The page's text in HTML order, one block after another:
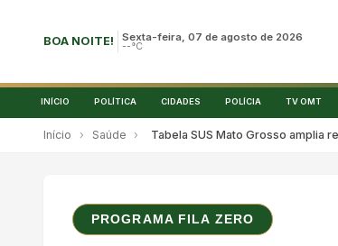
BOA NOITE! Sexta-feira, 07 de agosto de 2026
--°C
INÍCIO POLÍTICA CIDADES POLÍCIA TV OMT
Início › Saúde › Tabela SUS Mato Grosso amplia
PROGRAMA FILA ZERO